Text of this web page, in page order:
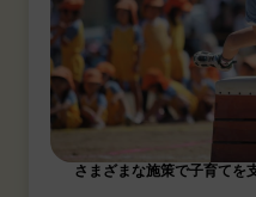
さまざまな施策で子育てを